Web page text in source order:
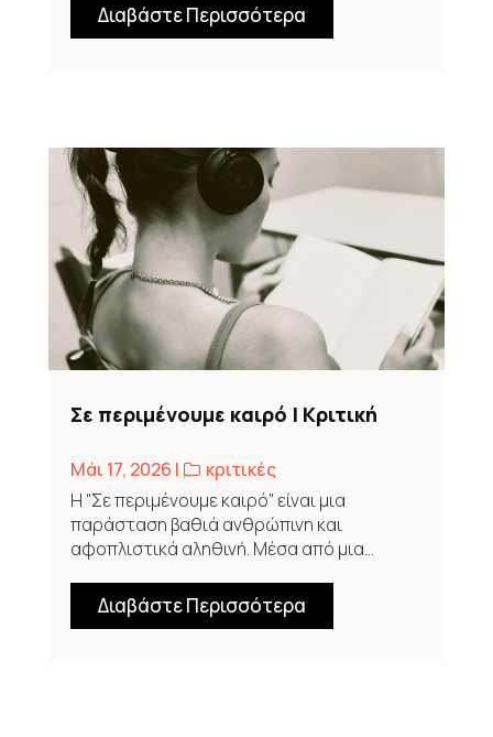
Διαβάστε Περισσότερα
Σε περιμένουμε καιρό | Κριτική
Μάι 17, 2026 | ,
κριτικές
Η “Σε περιμένουμε καιρό” είναι μια
παράσταση βαθιά ανθρώπινη και
αφοπλιστικά αληθινή. Μέσα από μια...
Διαβάστε Περισσότερα